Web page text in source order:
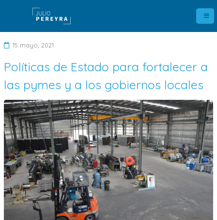
15 mayo, 2021
e
j
a
u
n
o
m
e
Políticas de Estado para fortalecer a
las pymes y a los gobiernos locales